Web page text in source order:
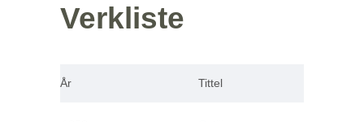
Verkliste
År Tittel